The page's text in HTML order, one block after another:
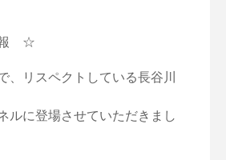
報 ☆
、リスペクトしている長谷川
ルに登場させていただきまし